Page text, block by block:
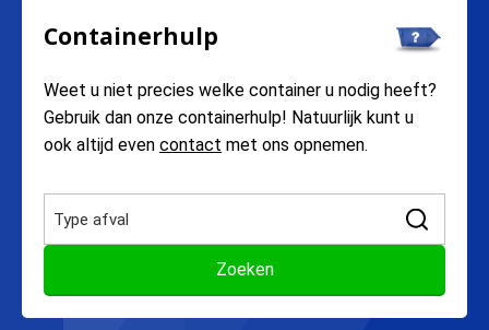
Containerhulp
Weet u niet precies welke container u nodig heeft?
Gebruik dan onze containerhulp! Natuurlijk kunt u
ook altijd even contact met ons opnemen.